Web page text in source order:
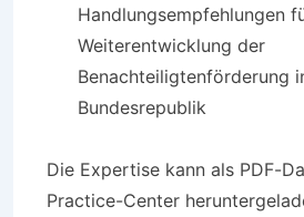
Handlungsempfehlungen
Weiterentwicklung der
Benachteiligtenförderung
Bundesrepublik
Die Expertise kann als PDF-
Practice-Center